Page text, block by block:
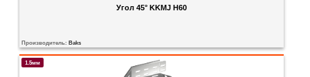
Угол 45° KKMJ H60
Производитель: Baks
1.5мм